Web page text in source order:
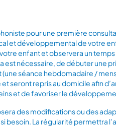
pour une première
et développemental de votre
enfant et observera un temps
est nécessaire, de débuter une
séance hebdomadaire /
seront repris au domicile afin
et de favoriser le
des modifications ou des
besoin. La régularité permettra